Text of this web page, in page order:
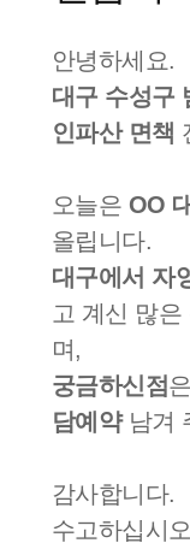
안녕하세요.
대구 수성구
인파산 면책
오늘은 OO
올립니다.
대구에서 자
고 계신 많
며,
궁금하신점
담예약남겨
감사합니다.
수고하십시